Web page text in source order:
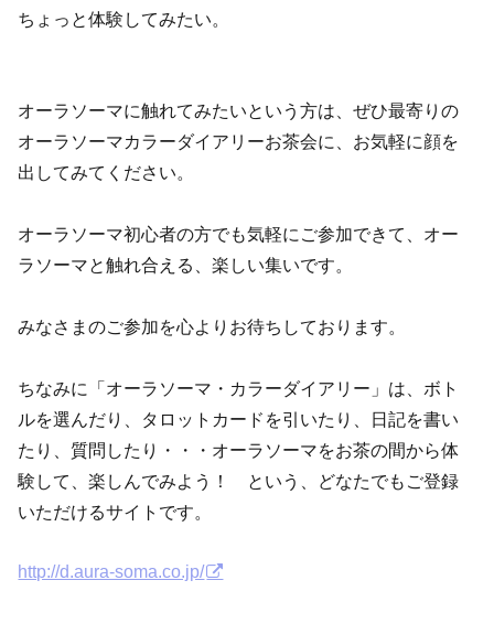
ちょっと体験してみたい。
オーラソーマに触れてみたいという方は、ぜひ最寄りの
オーラソーマカラーダイアリーお茶会に、お気軽に顔を
出してみてください。
オーラソーマ初心者の方でも気軽にご参加できて、オー
ラソーマと触れ合える、楽しい集いです。
みなさまのご参加を心よりお待ちしております。
ちなみに「オーラソーマ・カラーダイアリー」は、ボト
ルを選んだり、タロットカードを引いたり、日記を書い
たり、質問したり・・・オーラソーマをお茶の間から体
験して、楽しんでみよう！ という、どなたでもご登録
いただけるサイトです。
http://d.aura-soma.co.jp/